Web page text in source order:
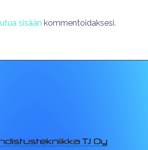
sisään kommentoidaksesi.